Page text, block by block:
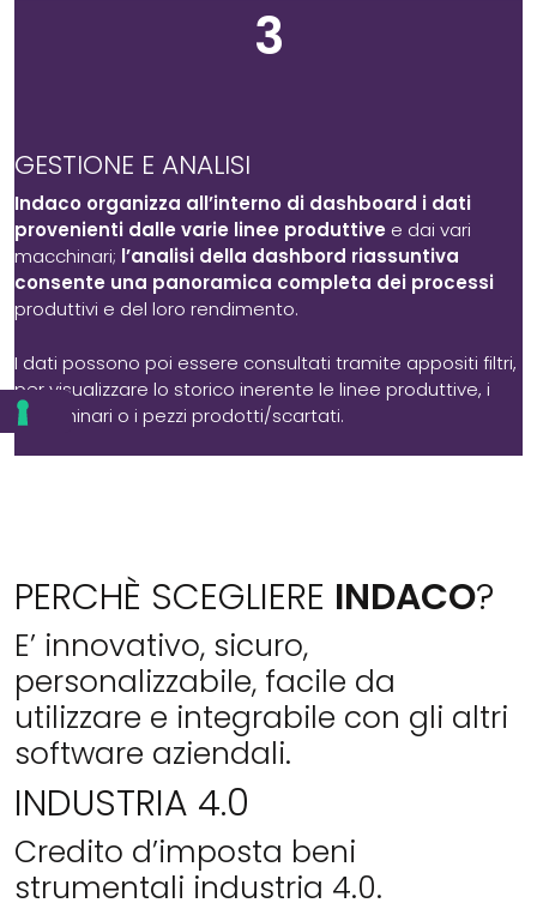
3
GESTIONE E ANALISI
Indaco organizza all’interno di dashboard i dati
provenienti dalle varie linee produttive e dai vari
macchinari; l’analisi della dashbord riassuntiva
consente una panoramica completa dei processi
produttivi e del loro rendimento.
I dati possono poi essere consultati tramite appositi filtri,
per visualizzare lo storico inerente le linee produttive, i
macchinari o i pezzi prodotti/scartati.
PERCHÈ SCEGLIERE INDACO?
E’ innovativo, sicuro,
personalizzabile, facile da
utilizzare e integrabile con gli altri
software aziendali.
INDUSTRIA 4.0
Credito d’imposta beni
strumentali industria 4.0.